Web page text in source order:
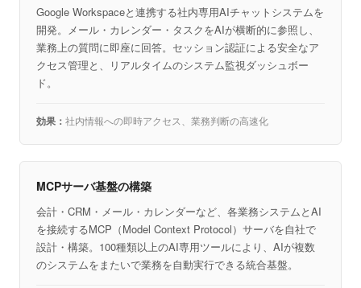
Google Workspaceと連携する社内専用AIチャットシステムを
開発。メール・カレンダー・タスクをAIが横断的に参照し、
業務上の質問に即座に回答。セッション認証による安全なア
クセス管理と、リアルタイムのシステム監視ダッシュボー
ド。
社内情報への即時アクセス、業務判断の高速化
MCPサーバ基盤の構築
会計・CRM・メール・カレンダーなど、各業務システムとAI
を接続するMCP（Model Context Protocol）サーバを自社で
設計・構築。100種類以上のAI専用ツールにより、AIが複数
のシステムをまたいで業務を自動実行できる統合基盤。